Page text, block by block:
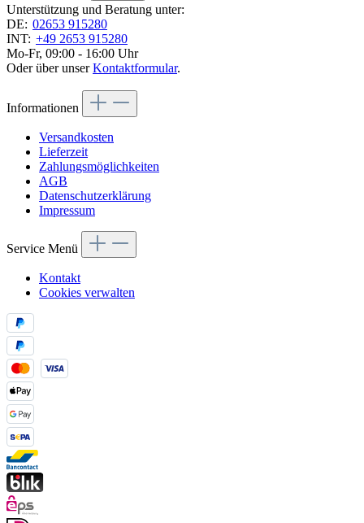
Unterstützung und Beratung unter:
DE: 02653 915280
INT: +49 2653 915280
Mo-Fr, 09:00 - 16:00 Uhr
Oder über unserKontaktformular.
Informationen
Versandkosten
Lieferzeit
Zahlungsmöglichkeiten
AGB
Datenschutzerklärung
Impressum
Service Menü
Kontakt
Cookies verwalten